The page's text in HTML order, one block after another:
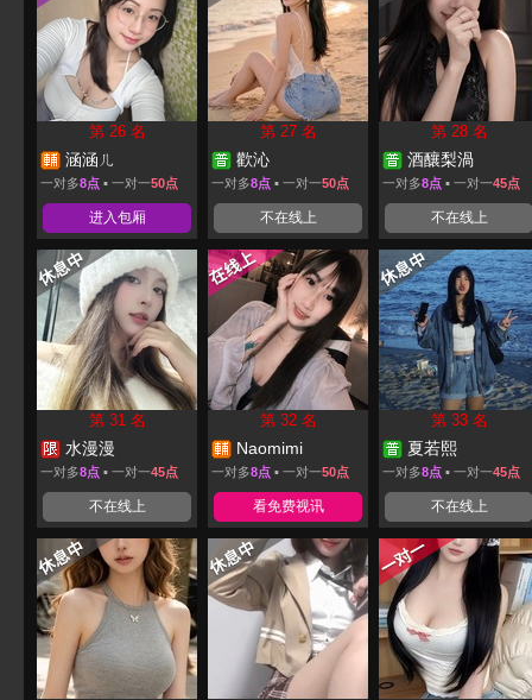
第 26 名
涵涵ㄦ
一对多8点 ▪ 一对一50点
进入包厢
第 27 名
歡沁
一对多8点 ▪ 一对一50点
不在线上
第 28 名
酒釀梨渦
一对多8点 ▪ 一对一45点
不在线上
第 31 名
水漫漫
一对多8点 ▪ 一对一45点
不在线上
第 32 名
Naomimi
一对多8点 ▪ 一对一50点
看免费视讯
第 33 名
夏若熙
一对多8点 ▪ 一对一45点
不在线上